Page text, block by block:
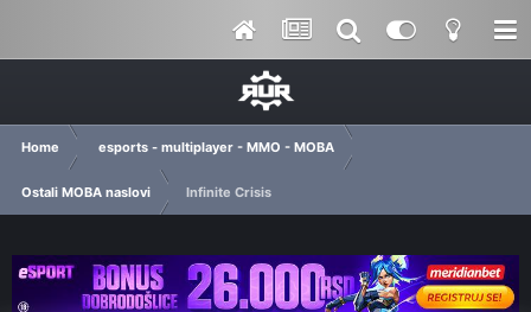
Home esports - multiplayer - MMO - MOBA
Ostali MOBA naslovi Infinite Crisis